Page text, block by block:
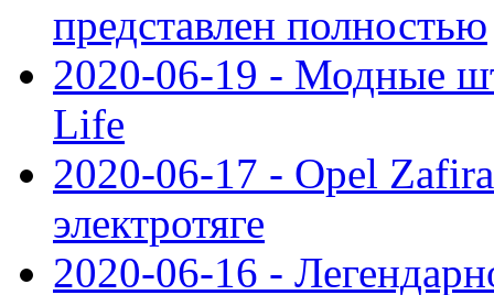
представлен полностью
2020-06-19 - Модные
Life
2020-06-17 - Opel
электротяге
2020-06-16 -